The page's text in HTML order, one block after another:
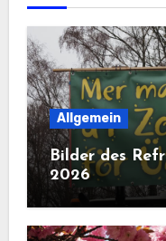
Allgemein
Bilder des
2026